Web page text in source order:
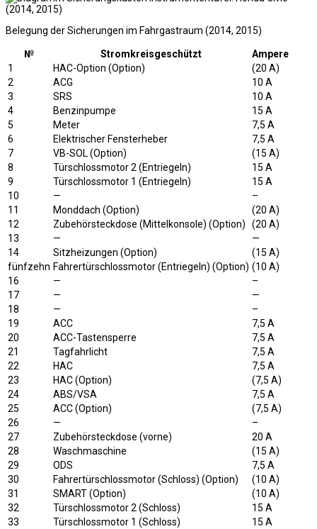
Belegung der Sicherungen im Fahrgastraum (2014, 2015)
№ Stromkreisgeschützt
Ampere
1
HAC-Option (Option)
(20 A)
2
ACG
10 A
3
SRS
10 A
4
Benzinpumpe
15 A
5
Meter
7,5 A
6
Elektrischer Fensterheber
7,5 A
7
VB-SOL (Option)
(15 A)
8
Türschlossmotor 2 (Entriegeln)
15 A
9
Türschlossmotor 1 (Entriegeln)
15 A
10
—
–
11
Monddach (Option)
(20 A)
12
Zubehörsteckdose (Mittelkonsole) (Option)
(20 A)
13
—
—
14
Sitzheizungen (Option)
(15 A)
fünfzehn Fahrertürschlossmotor (Entriegeln) (Option) (10 A)
16
—
–
17
—
—
18
—
–
19
ACC
7,5 A
20
ACC-Tastensperre
7,5 A
21
Tagfahrlicht
7,5 A
22
HAC
7,5 A
23
HAC (Option)
(7,5 A)
24
ABS/VSA
7,5 A
25
ACC (Option)
(7,5 A)
26
—
–
27
Zubehörsteckdose (vorne)
20 A
28
Waschmaschine
(15 A)
29
ODS
7,5 A
30
Fahrertürschlossmotor (Schloss) (Option)
(10 A)
31
SMART (Option)
(10 A)
32
Türschlossmotor 2 (Schloss)
15 A
33
Türschlossmotor 1 (Schloss)
15 A